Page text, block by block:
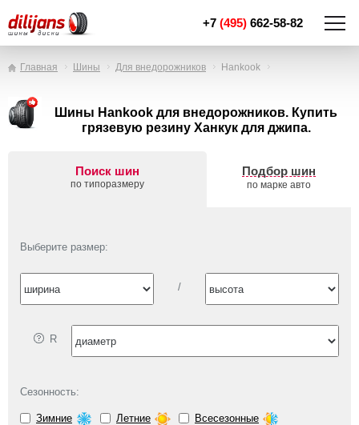
+7 (495) 662-58-82
Главная Шины Для внедорожников Hankook
Шины Hankook для внедорожников. Купить
грязевую резину Ханкук для джипа.
Поиск шин
по типоразмеру
Подбор шин
по марке авто
Выберите размер:
/
R
Сезонность:
Зимние Летние Всесезонные